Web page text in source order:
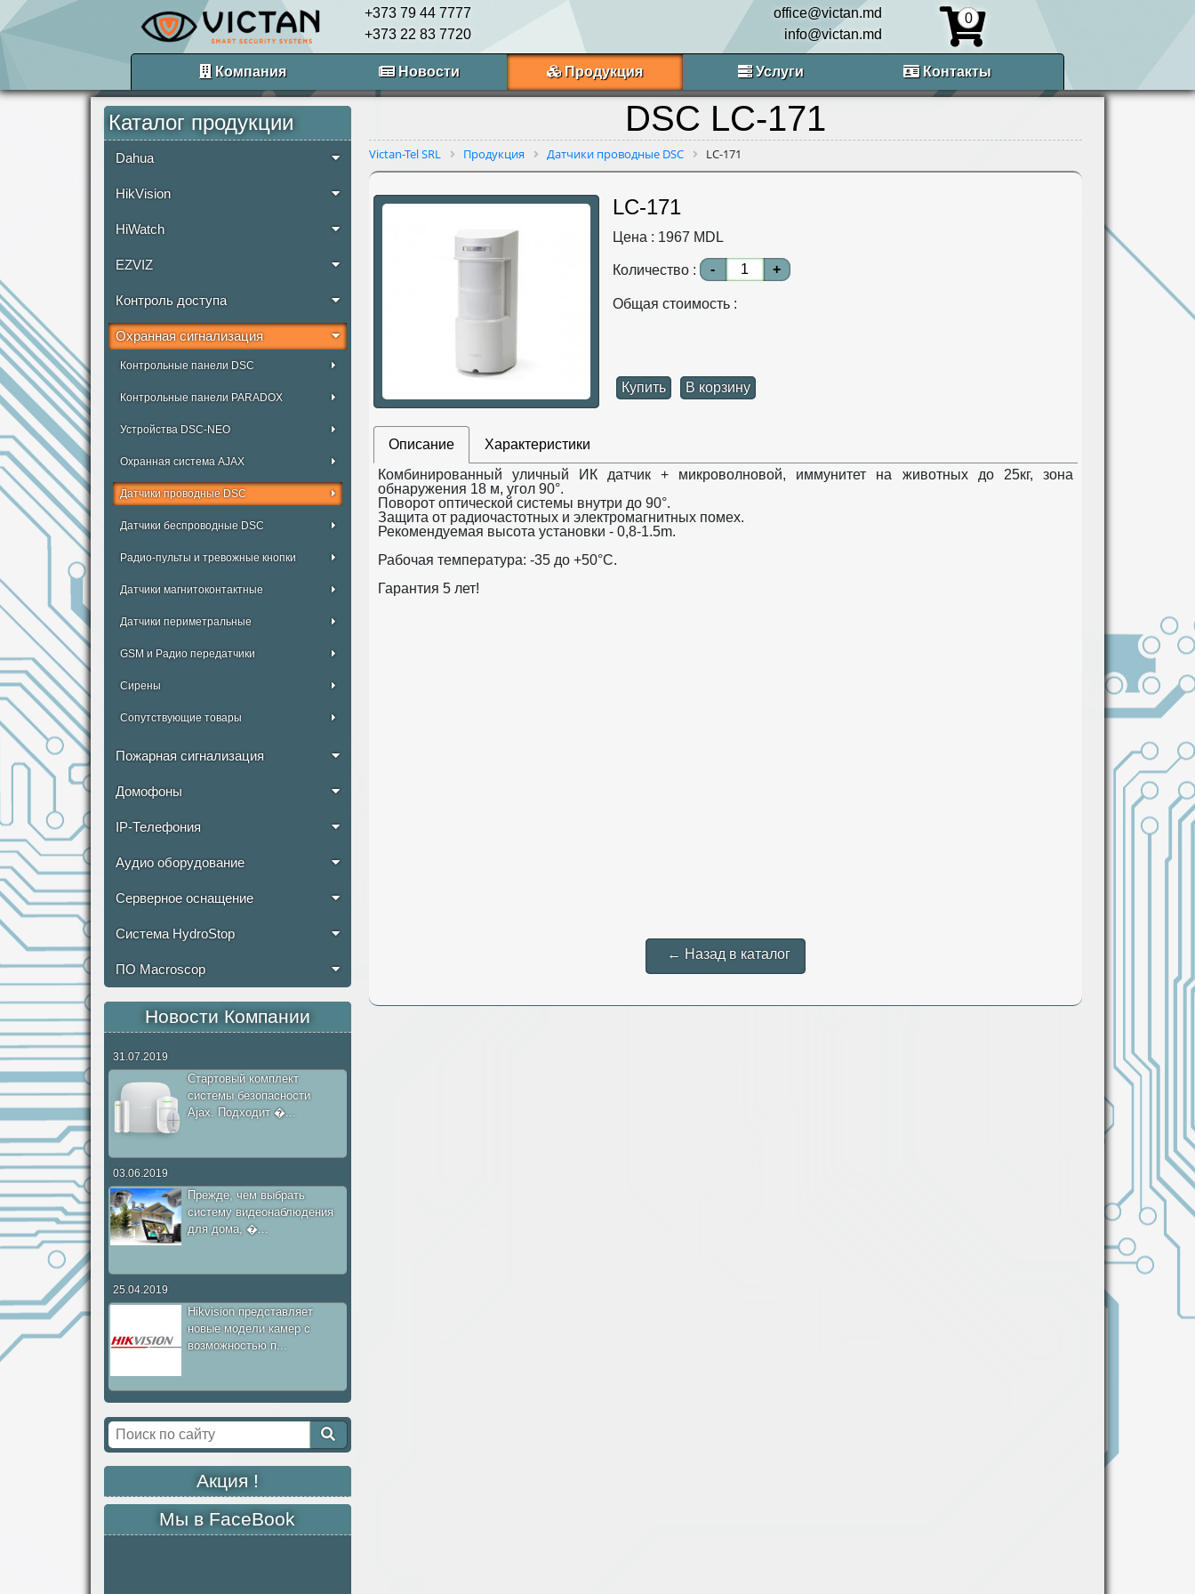
+373 79 44 7777
+373 22 83 7720
office@victan.md
info@victan.md
0
Компания Новости Продукция Услуги Контакты
Каталог продукции
Dahua
HikVision
HiWatch
EZVIZ
Контроль доступа
Охранная сигнализация
Контрольные панели DSC
Контрольные панели PARADOX
Устройства DSC-NEO
Охранная система AJAX
Датчики проводные DSC
Датчики беспроводные DSC
Радио-пульты и тревожные кнопки
Датчики магнитоконтактные
Датчики периметральные
GSM и Радио передатчики
Сирены
Сопутствующие товары
Пожарная сигнализация
Домофоны
IP-Телефония
Аудио оборудование
Серверное оснащение
Система HydroStop
ПО Macroscop
Новости Компании
31.07.2019
Стартовый комплект
системы безопасности
Ajax. Подходит �...
03.06.2019
Прежде, чем выбрать
систему видеонаблюдения
для дома, �...
25.04.2019
Hikvision представляет
новые модели камер с
возможностью п...
Акция !
Мы в FaceBook
DSC LC-171
Victan-Tel SRL Продукция Датчики проводные DSC LC-171
LC-171
Цена : 1967 MDL
Количество : - +
Общая стоимость :
Купить В корзину
Описание
Характеристики
Комбинированный уличный ИК датчик + микроволновой, иммунитет на животных до 25кг, зона
обнаружения 18 м, угол 90°.
Поворот оптической системы внутри до 90°.
Защита от радиочастотных и электромагнитных помех.
Рекомендуемая высота установки - 0,8-1.5m.
Рабочая температура: -35 до +50°С.
Гарантия 5 лет!
← Назад в каталог